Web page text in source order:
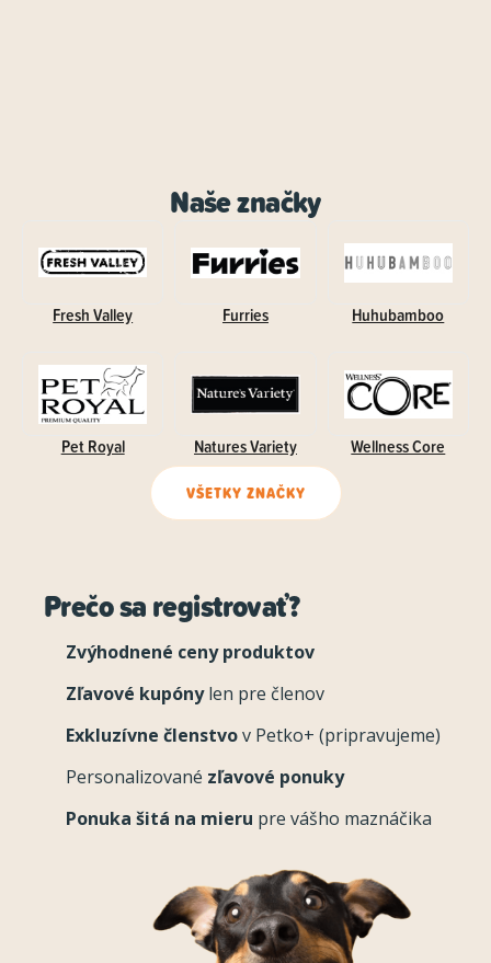
Naše značky
Fresh Valley Furries Huhubamboo
Pet Royal Natures Variety Wellness Core
VŠETKY ZNAČKY
Prečo sa registrovať?
Zvýhodnené ceny produktov
Zľavové kupónylen pre členov
Exkluzívne členstvov Petko+ (pripravujeme)
Personalizované zľavové ponuky
Ponuka šitá na mieru pre vášho maznáčika